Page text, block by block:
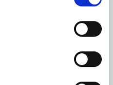
in München, und
der zentralen Lage, was